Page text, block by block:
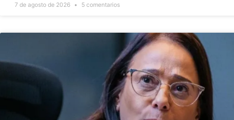
7 de agosto de 2026 5 comentarios